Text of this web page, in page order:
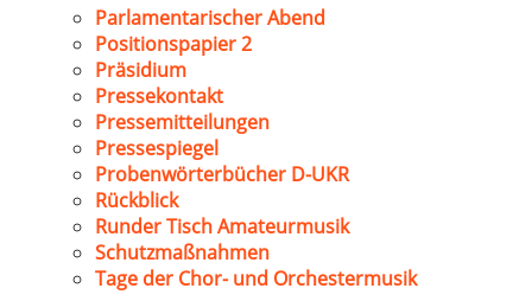
Parlamentarischer Abend
Positionspapier 2
Präsidium
Pressekontakt
Pressemitteilungen
Pressespiegel
Probenwörterbücher D-UKR
Rückblick
Runder Tisch Amateurmusik
Schutzmaßnahmen
Tage der Chor- und Orchestermusik